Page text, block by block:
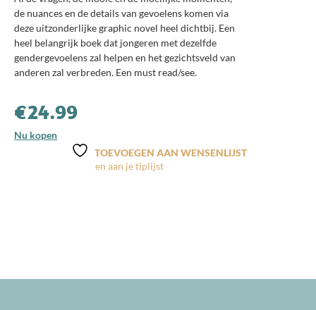
de nuances en de details van gevoelens komen via
deze uitzonderlijke graphic novel heel dichtbij. Een
heel belangrijk boek dat jongeren met dezelfde
gendergevoelens zal helpen en het gezichtsveld van
anderen zal verbreden. Een must read/see.
€24.99
Nu kopen
TOEVOEGEN AAN WENSENLIJST